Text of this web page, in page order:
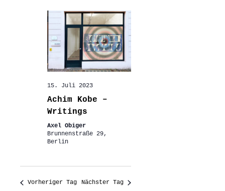
15. Juli 2023
Achim Kobe –
Writings
Axel Obiger
Brunnenstraße 29,
Berlin
Vorheriger Tag Nächster Tag